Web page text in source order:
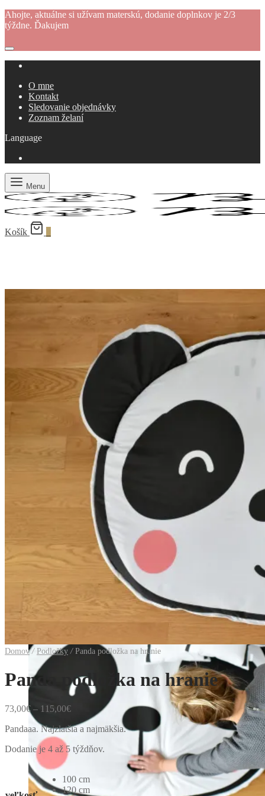
Ahojte, aktuálne si užívam materskú, dodanie doplnkov je 2/3
týždne. Ďakujem
O mne
Kontakt
Sledovanie objednávky
Zoznam želaní
Language
Menu
Košík
Domov / Podložky /Panda podložka na hranie
Panda podložka na hranie
73,00€ – 115,00€
Pandaaa. Najzlatšia a najmäkšia.
Dodanie je 4 až 5 týždňov.
100 cm
120 cm